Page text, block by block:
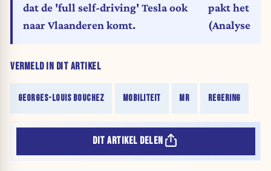
VERMELD IN DIT ARTIKEL
GEORGES-LOUIS BOUCHEZ MOBILITEIT MR REGERING
dat de 'full self-driving' Tesla ook
naar Vlaanderen komt.
pakt het
(Analyse)
DIT ARTIKEL DELEN